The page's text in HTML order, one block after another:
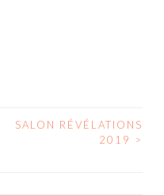
SALON RÉVÉLATIONS
2019
>